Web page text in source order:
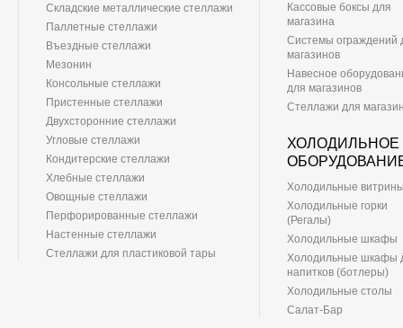
Складские металлические стеллажи
Паллетные стеллажи
Въездные стеллажи
Мезонин
Консольные стеллажи
Пристенные стеллажи
Двухсторонние стеллажи
Угловые стеллажи
Кондитерские стеллажи
Хлебные стеллажи
Овощные стеллажи
Перфорированные стеллажи
Настенные стеллажи
Стеллажи для пластиковой тары
Кассовые боксы для
магазина
Системы ограждений
магазинов
Навесное
для магазинов
Стеллажи для
ХОЛОДИЛЬНОЕ
Холодильные
Холодильные горки
(Регалы)
Холодильные шкафы
Холодильные шкафы
напитков (ботлеры)
Холодильные столы
Салат-Бар